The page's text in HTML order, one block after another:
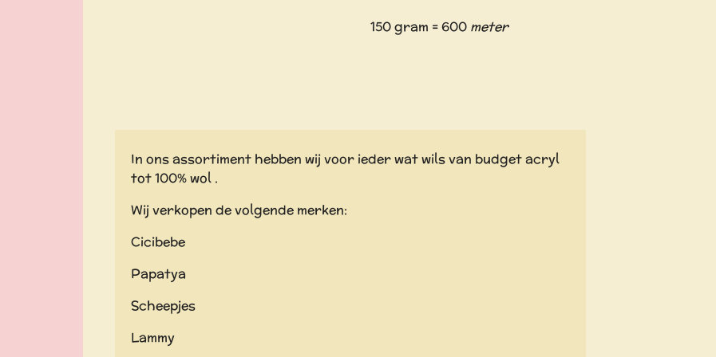
150 gram = 600 meter
In ons assortiment hebben wij voor ieder wat wils van budget acryl
tot 100% wol .
Wij verkopen de volgende merken:
Cicibebe
Papatya
Scheepjes
Lammy